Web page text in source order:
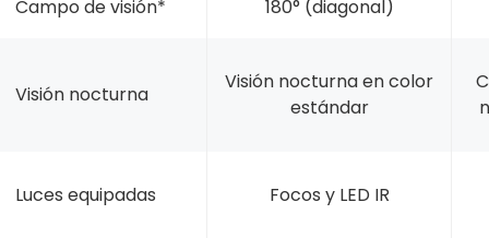
Campo de visión* 180° (diagonal)
Visión nocturna
Visión nocturna en color
estándar
Luces equipadas Focos y LED IR